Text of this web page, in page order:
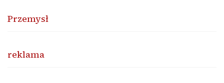
Przemysł
reklama